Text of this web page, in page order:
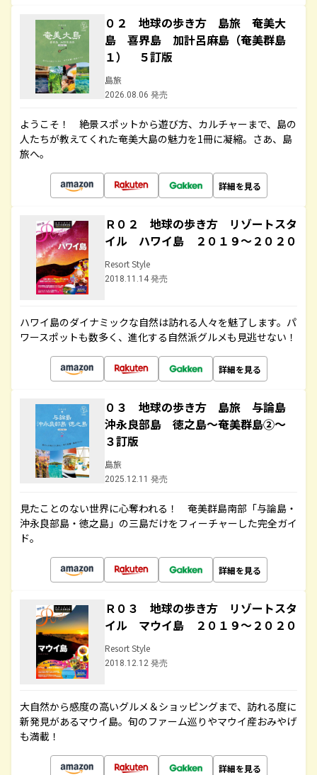
０２ 地球の歩き方 島旅 奄美大
島 喜界島 加計呂麻島（奄美群島
１） ５訂版
島旅
2026.08.06 発売
ようこそ！ 絶景スポットから遊び方、カルチャーまで、島の
人たちが教えてくれた奄美大島の魅力を1冊に凝縮。さあ、島
旅へ。
詳細を見る
Ｒ０２ 地球の歩き方 リゾートスタ
イル ハワイ島 ２０１９～２０２０
Resort Style
2018.11.14 発売
ハワイ島のダイナミックな自然は訪れる人々を魅了します。パ
ワースポットも数多く、進化する自然派グルメも見逃せない！
詳細を見る
０３ 地球の歩き方 島旅 与論島
沖永良部島 徳之島～奄美群島②～
３訂版
島旅
2025.12.11 発売
見たことのない世界に心奪われる！ 奄美群島南部「与論島・
沖永良部島・徳之島」の三島だけをフィーチャーした完全ガイ
ド。
詳細を見る
Ｒ０３ 地球の歩き方 リゾートスタ
イル マウイ島 ２０１９～２０２０
Resort Style
2018.12.12 発売
大自然から感度の高いグルメ＆ショッピングまで、訪れる度に
新発見があるマウイ島。旬のファーム巡りやマウイ産おみやげ
も満載！
詳細を見る